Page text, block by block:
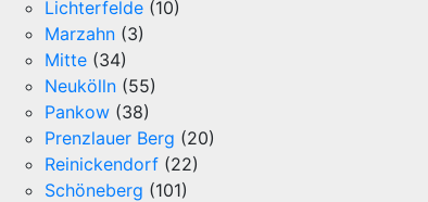
Lichterfelde (10)
Marzahn (3)
Mitte (34)
Neukölln (55)
Pankow (38)
Prenzlauer Berg (20)
Reinickendorf (22)
Schöneberg (101)